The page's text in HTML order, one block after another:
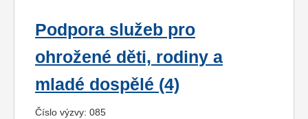
Podpora služeb pro
ohrožené děti, rodiny a
mladé dospělé (4)
Číslo výzvy: 085